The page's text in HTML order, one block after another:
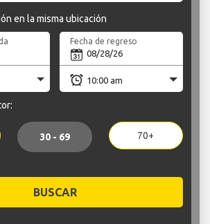
en la misma ubicación
Fecha de regreso
30 - 69 70+
BUSCAR